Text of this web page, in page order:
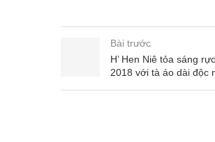
Bài trước
H’ Hen Niê tỏa sáng
2018 với tà áo dài độc